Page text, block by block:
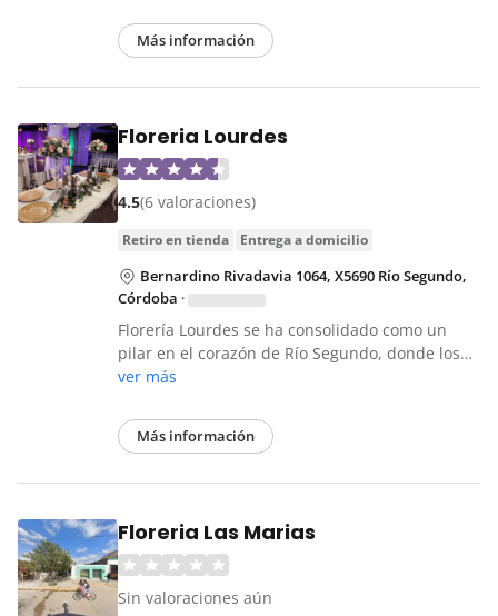
Más información
Floreria Lourdes
4.5(6 valoraciones)
retiro en tienda entrega a domicilio
Bernardino Rivadavia 1064, X5690 Río Segundo,
Córdoba ·
Florería Lourdes se ha consolidado como un
pilar en el corazón de Río Segundo, donde los…
ver más
Más información
Floreria Las Marias
Sin valoraciones aún